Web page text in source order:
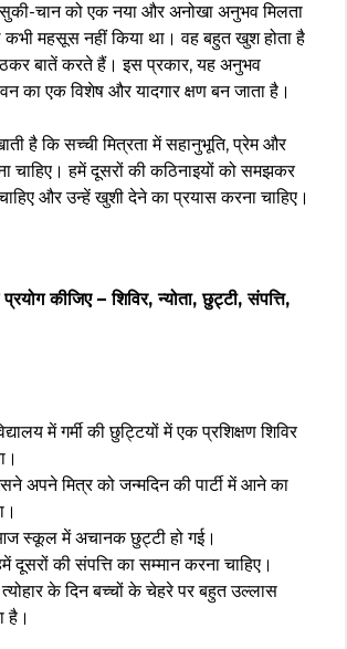
चान को एक नया और अनोखा अनुभव मिलता
महसूस नहीं किया था। वह बहुत खुश होता है
बातें करते हैं। इस प्रकार, यह अनुभव
का एक विशेष और यादगार क्षण बन जाता है।
है कि सच्ची मित्रता में सहानुभूति, प्रेम और
चाहिए। हमें दूसरों की कठिनाइयों को समझकर
और उन्हें खुशी देने का प्रयास करना चाहिए।
कीजिए – शिविर, न्योता, छुट्टी, संपत्ति,
में गर्मी की छुट्टियों में एक प्रशिक्षण शिविर
अपने मित्र को जन्मदिन की पार्टी में आने का
स्कूल में अचानक छुट्टी हो गई।
दूसरों की संपत्ति का सम्मान करना चाहिए।
के दिन बच्चों के चेहरे पर बहुत उल्लास
है।